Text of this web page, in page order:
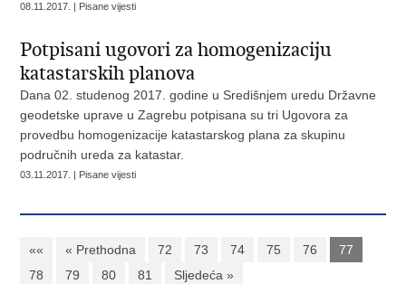
08.11.2017. | Pisane vijesti
Potpisani ugovori za homogenizaciju
katastarskih planova
Dana 02. studenog 2017. godine u Središnjem uredu Državne
geodetske uprave u Zagrebu potpisana su tri Ugovora za
provedbu homogenizacije katastarskog plana za skupinu
područnih ureda za katastar.
03.11.2017. | Pisane vijesti
«« « Prethodna 72 73 74 75 76
77
78
79 80 81 Sljedeća »